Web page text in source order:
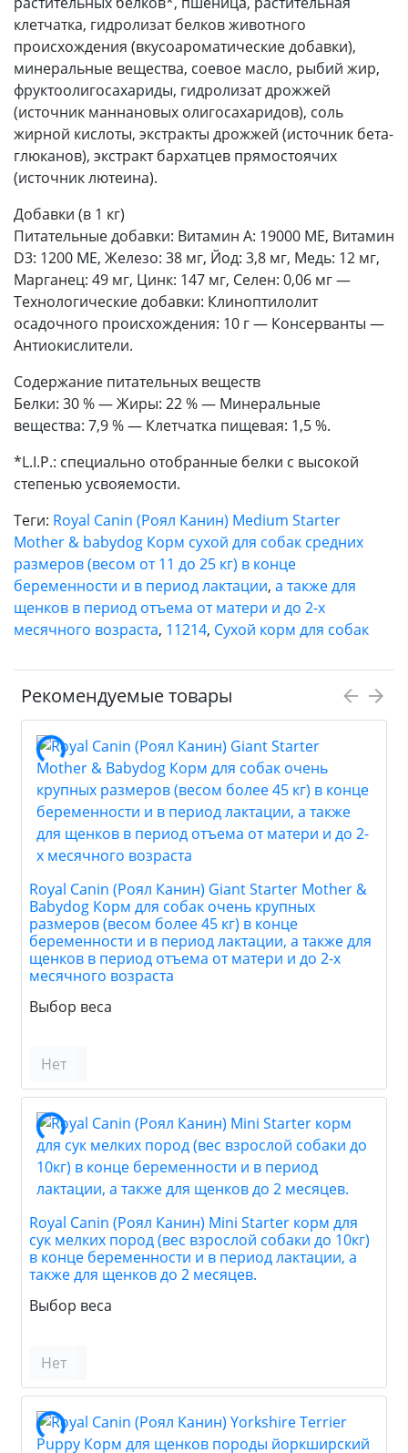
клетчатка, гидролизат белков животного
происхождения (вкусоароматические добавки),
минеральные вещества, соевое масло, рыбий жир,
фруктоолигосахариды, гидролизат дрожжей
(источник мaннановых олигосахаридов), соль
жирной кислоты, экстракты дрожжей (источник бета-
глюканов), экстракт бархатцев прямостоячих
(источник лютеина).
Добавки (в 1 кг)
Питательные добавки: Витамин A: 19000 ME, Витамин
D3: 1200 ME, Железо: 38 мг, Йод: 3,8 мг, Медь: 12 мг,
Марганец: 49 мг, Цинк: 147 мг, Ceлeн: 0,06 мг —
Технологические добавки: Клиноптилолит
осадочного происхождения: 10 г — Консерванты —
Антиокислители.
Содержание питательных веществ
Белки: 30 % — Жиры: 22 % — Минеральные
вещества: 7,9 % — Клетчатка пищевая: 1,5 %.
*L.I.P.: специально отобранные белки с высокой
степенью усвояемости.
Теги: Royal Canin (Роял Канин) Medium Starter
Mother & babydog Корм сухой для собак средних
размеров (весом от 11 до 25 кг) в конце
беременности и в период лактации, а также для
щенков в период отъема от матери и до 2-х
месячного возраста, 11214, Сухой корм для собак
Рекомендуемые товары
Royal Canin (Роял Канин) Giant Starter Mother &
Babydog Корм для собак очень крупных
размеров (весом более 45 кг) в конце
беременности и в период лактации, а также для
щенков в период отъема от матери и до 2-х
месячного возраста
Выбор веса
Нет
Royal Canin (Роял Канин) Mini Starter корм для
сук мелких пород (вес взрослой собаки до 10кг)
в конце беременности и в период лактации, а
также для щенков до 2 месяцев.
Выбор веса
Нет